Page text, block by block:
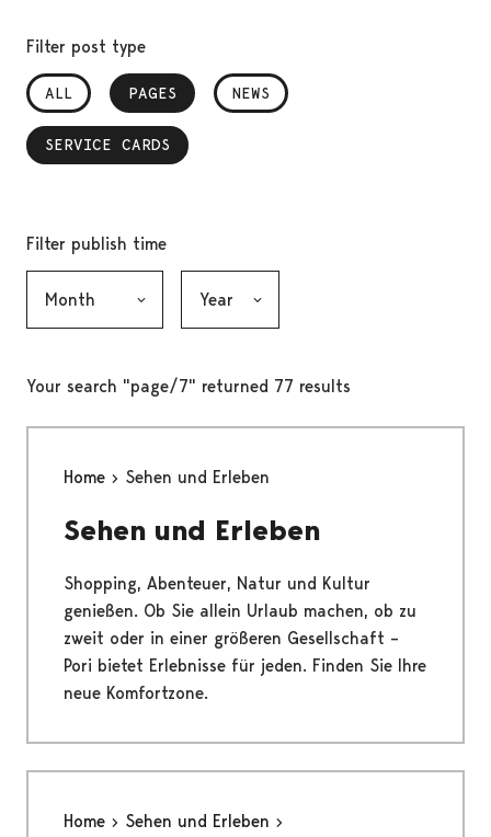
Filter post type
ALL PAGES
, SELECTED NEWS
SERVICE CARDS
, SELECTED
Filter publish time
Your search "page/7" returned 77 results
Home Sehen und Erleben
Sehen und Erleben
Shopping, Abenteuer, Natur und Kultur
genießen. Ob Sie allein Urlaub machen, ob zu
zweit oder in einer größeren Gesellschaft –
Pori bietet Erlebnisse für jeden. Finden Sie Ihre
neue Komfortzone.
Home
Sehen und Erleben